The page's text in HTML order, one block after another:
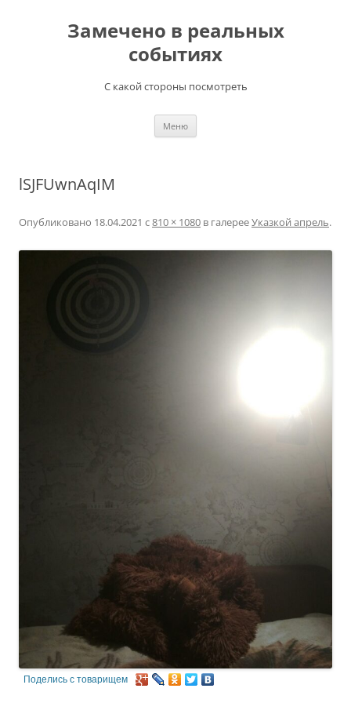
содержимомуЗамечено в реальных
событиях
С какой стороны посмотреть
Меню
lSJFUwnAqIM
Опубликовано 18.04.2021 с810 × 1080 в галерееУказкой апрель.
Поделись с товарищем